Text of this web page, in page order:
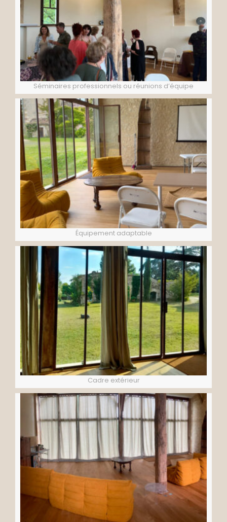
Séminaires professionnels ou réunions d’équipe
Équipement adaptable
Cadre extérieur